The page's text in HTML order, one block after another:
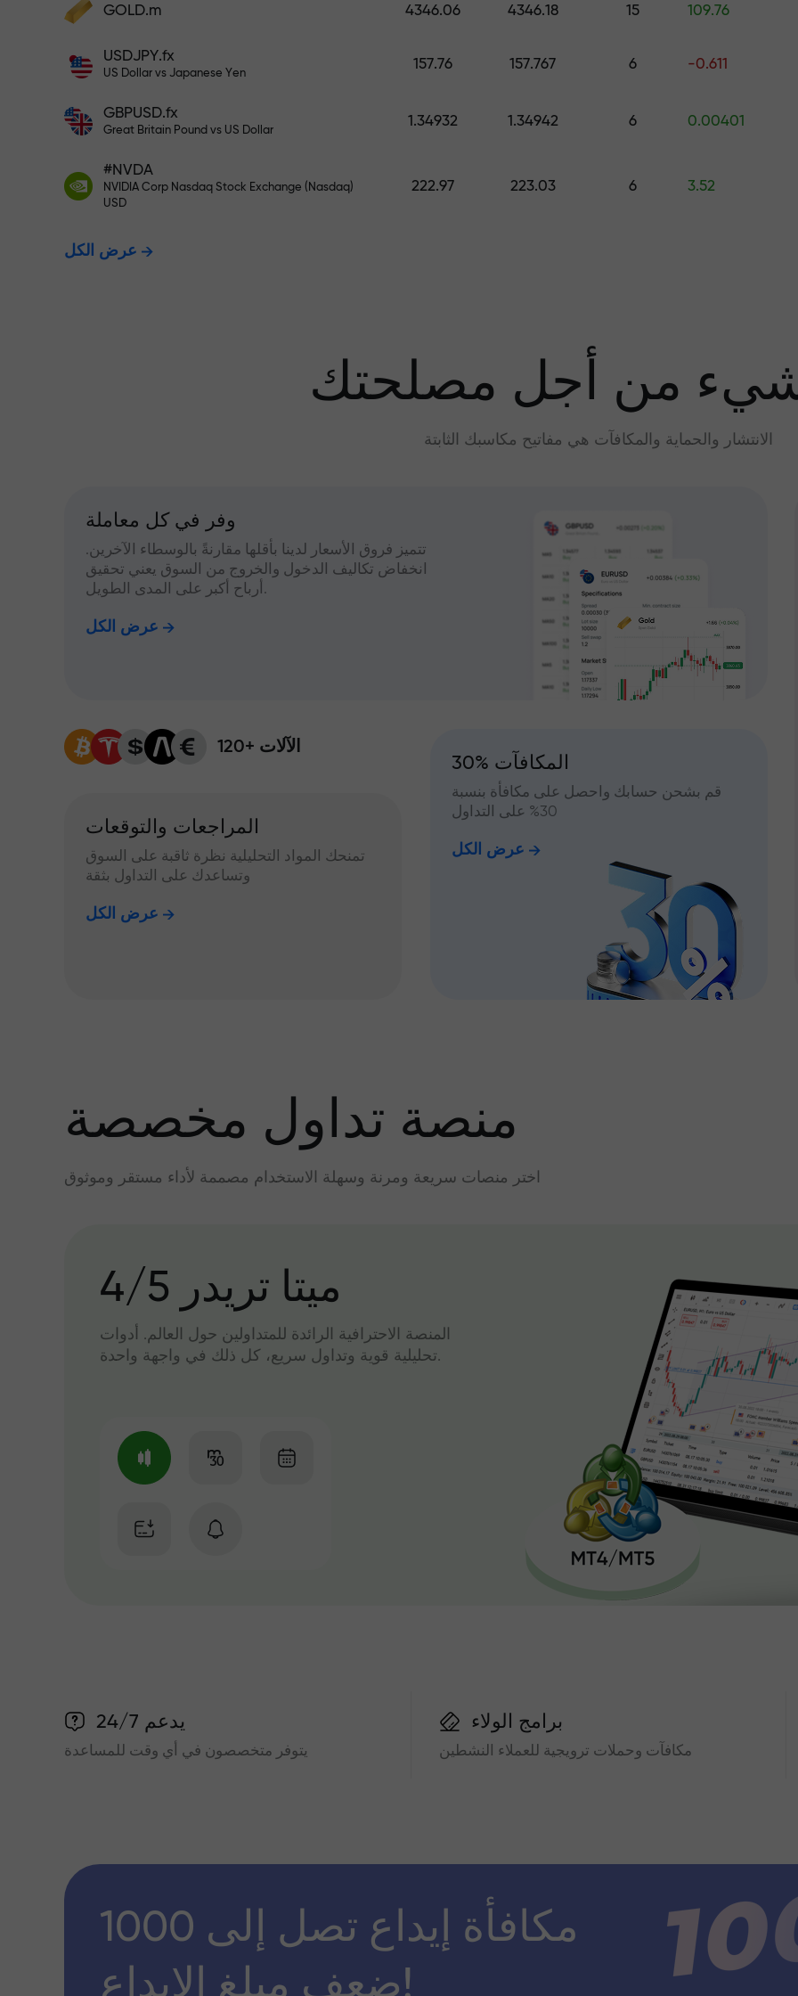
إيداعك بألف مرة. هذا ليس خطأً مطبعياً. كلما
قم بإيداع المبلغ في حسابك باستخدام $333 — اختر هدية تصل قيمتها إلى $1,500
نحن نضمن أرباحك
مكافأة تصل إلى 1000 ضعف - أكبر
GOLD.m 4346.06 4346.18 15 109.76
USDJPY.fx
US Dollar vs Japanese Yen
157.76 157.767 6 -0.611
GBPUSD.fx
Great Britain Pound vs US Dollar
1.34932 1.34942 6 0.00401
#NVDA
NVIDIA Corp Nasdaq Stock Exchange (Nasdaq)
USD
222.97 223.03 6 3.52
عرض الكل
من أجل مصلحتك
الانتشار والحماية والمكافآت هي مفاتيح مكاسبك الثابتة
وفر في كل معاملة
تتميز فروق الأسعار لدينا بأقلها مقارنةً بالوسطاء الآخرين.
انخفاض تكاليف الدخول والخروج من السوق يعني تحقيق
أرباح أكبر على المدى الطويل.
عرض الكل
120+ الآلات
المراجعات والتوقعات
تمنحك المواد التحليلية نظرة ثاقبة على السوق
وتساعدك على التداول بثقة
عرض الكل
30% المكافآت
قم بشحن حسابك واحصل على مكافأة بنسبة
30% على التداول
عرض الكل
منصة تداول مخصصة
اختر منصات سريعة ومرنة وسهلة الاستخدام مصممة لأداء مستقر وموثوق
میتا تریدر 4/5
المنصة الاحترافية الرائدة للمتداولين حول العالم. أدوات
تحليلية قوية وتداول سريع، كل ذلك في واجهة واحدة.
يدعم 24/7
يتوفر متخصصون في أي وقت للمساعدة
برامج الولاء
مكافآت وحملات ترويجية للعملاء النشطين
مكافأة إيداع تصل إلى 1000
ضعف مبلغ الإيداع!